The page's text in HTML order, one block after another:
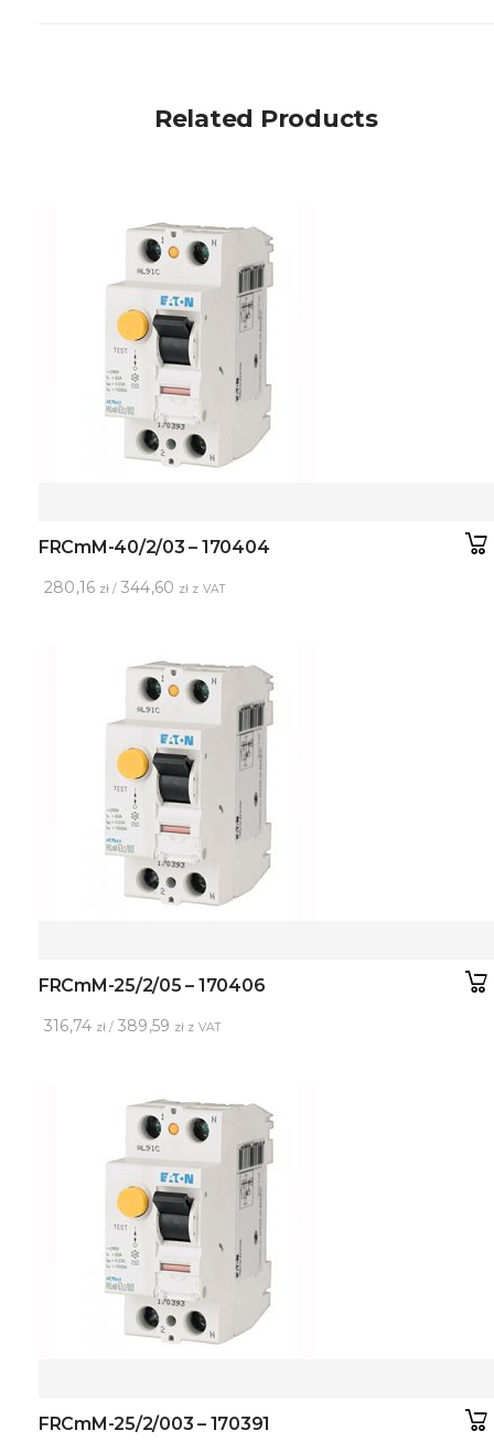
Related Products
FRCmM-40/2/03 – 170404
280,16 zł / 344,60 zł z VAT
FRCmM-25/2/05 – 170406
316,74 zł / 389,59 zł z VAT
FRCmM-25/2/003 – 170391